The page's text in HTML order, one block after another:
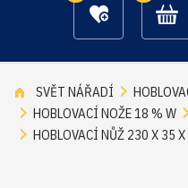
SVĚT NÁŘADÍ
HOBLOVACÍ NOŽE 18 % W
HOBLOVACÍ NŮŽ 230 X 35